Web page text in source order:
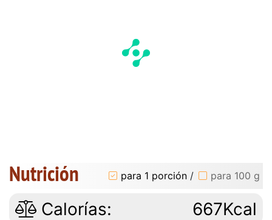
Nutrición para 1 porción / para 100 g
Calorías: 667Kcal